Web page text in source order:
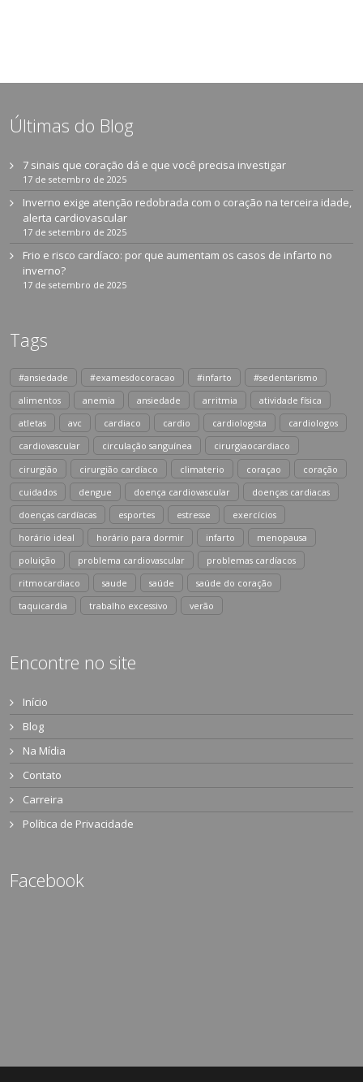
Últimas do Blog
7 sinais que coração dá e que você precisa investigar
17 de setembro de 2025
Inverno exige atenção redobrada com o coração na terceira idade,
alerta cardiovascular
17 de setembro de 2025
Frio e risco cardíaco: por que aumentam os casos de infarto no
inverno?
17 de setembro de 2025
Tags
#ansiedade #examesdocoracao #infarto
#sedentarismo
alimentos
anemia ansiedade arritmia
atividade física
atletas
avc cardiaco cardio cardiologista
cardiologos
cardiovascular
circulação sanguínea
cirurgiaocardiaco
cirurgião
cirurgião cardíaco climaterio coraçao
coração
cuidados
dengue doença cardiovascular
doenças cardiacas
doenças cardíacas
esportes estresse
exercícios
horário ideal
horário para dormir infarto
menopausa
poluição
problema cardiovascular
problemas cardíacos
ritmocardiaco
saude saúde
saúde do coração
taquicardia
trabalho excessivo verão
Encontre no site
Início
Blog
Na Mídia
Contato
Carreira
Política de Privacidade
Facebook